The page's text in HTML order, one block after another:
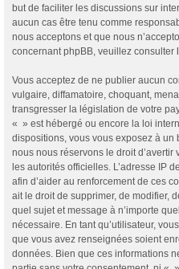
but de faciliter les discussions sur
aucun cas être tenu comme
nous acceptons et que nous
concernant phpBB, veuillez consulter
Vous acceptez de ne publier aucun
vulgaire, diffamatoire, choquant,
transgresser la législation de votre
« » est hébergé ou encore la loi
dispositions, vous vous exposez à
nous nous réservons le droit d’avertir
les autorités officielles. L’adresse IP
afin d’aider au renforcement de ces
ait le droit de supprimer, de modifier,
quel sujet et message à n’importe
nécessaire. En tant qu’utilisateur,
que vous avez renseignées soient
données. Bien que ces informations